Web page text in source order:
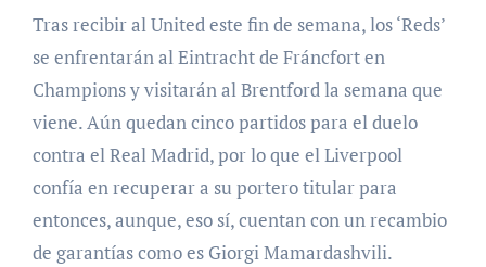
Tras recibir al United este fin de semana, los ‘Reds’
se enfrentarán al Eintracht de Fráncfort en
Champions y visitarán al Brentford la semana que
viene. Aún quedan cinco partidos para el duelo
contra el Real Madrid, por lo que el Liverpool
confía en recuperar a su portero titular para
entonces, aunque, eso sí, cuentan con un recambio
de garantías como es Giorgi Mamardashvili.